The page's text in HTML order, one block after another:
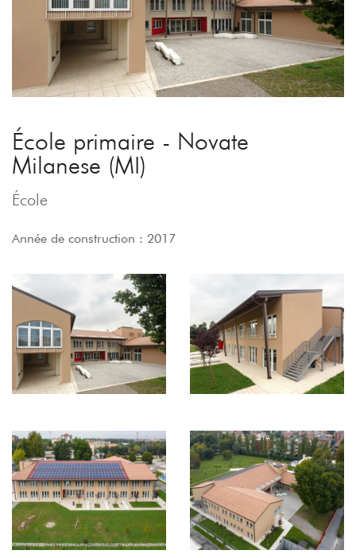
École primaire - Novate
Milanese (MI)
École
Année de construction : 2017